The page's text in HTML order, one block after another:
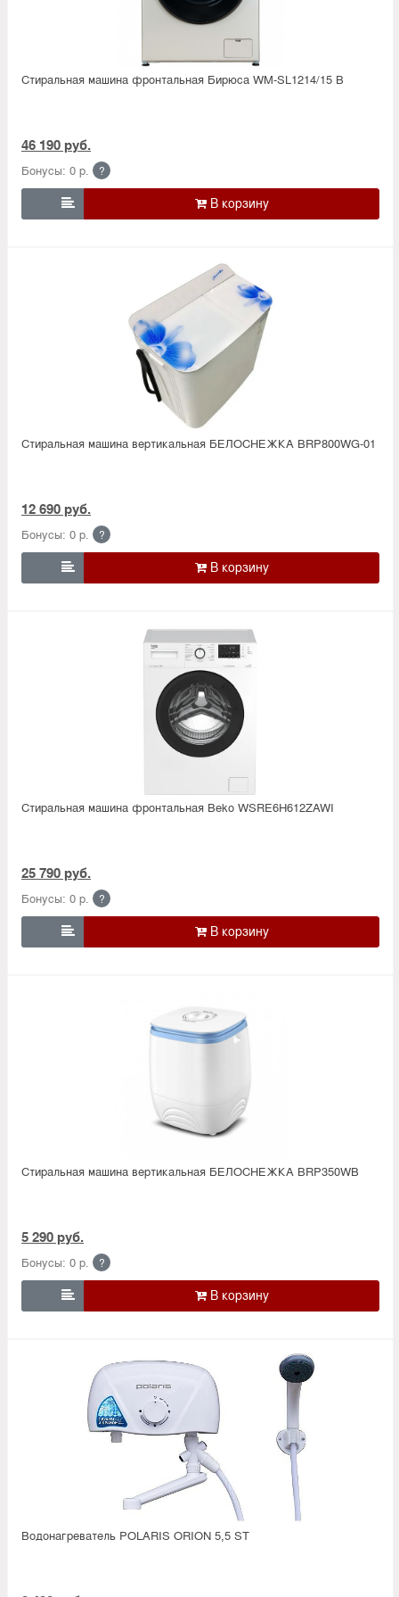
Стиральная машина фронтальная Бирюса WM-SL1214/15 B
46 190 руб.
Бонусы: 0 р. ?

Стиральная машина вертикальная БЕЛОСНЕЖКА BRP800WG-01
12 690 руб.
Бонусы: 0 р. ?

Стиральная машина фронтальная Beko WSRE6H612ZAWI
25 790 руб.
Бонусы: 0 р. ?

Стиральная машина вертикальная БЕЛОСНЕЖКА BRP350WB
5 290 руб.
Бонусы: 0 р. ?

Водонагреватель POLARIS ORION 5,5 SТ